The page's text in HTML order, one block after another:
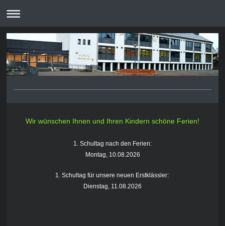
Wir wünschen Ihnen und Ihren Kindern schöne Ferien!
1. Schultag nach den Ferien:
Montag, 10.08.2026
1. Schultag für unsere neuen Erstklässler:
Dienstag, 11.08.2026